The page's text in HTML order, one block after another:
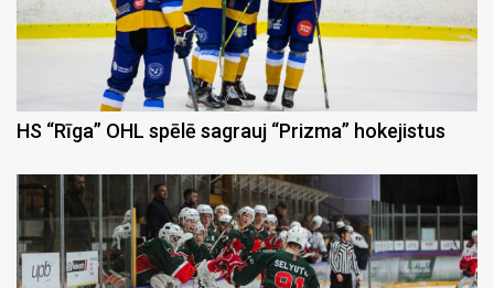
HS “Rīga” OHL spēlē sagrauj “Prizma” hokejistus